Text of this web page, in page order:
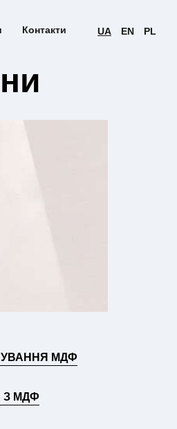
Контакти UA EN PL
МДФ
З МДФ